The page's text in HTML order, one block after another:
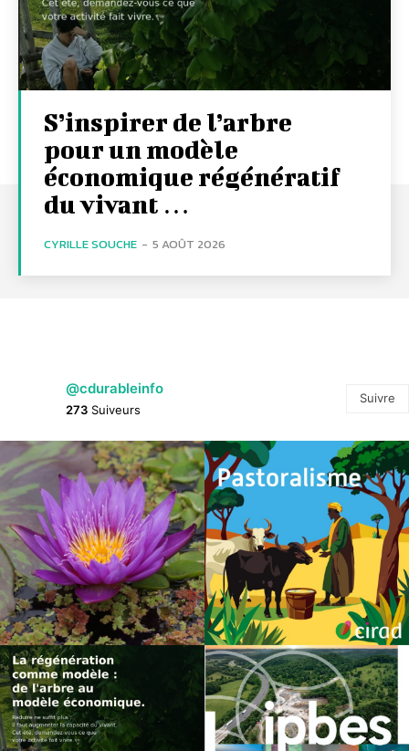
S’inspirer de l’arbre
pour un modèle
économique régénératif
du vivant …
CYRILLE SOUCHE - 5 AOÛT 2026
@cdurableinfo
273 Suiveurs
Suivre